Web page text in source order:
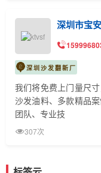
深圳市宝
深圳沙发翻新厂
我们将免费上门量尺
沙发油料、多款精品
团队、专业技
307次